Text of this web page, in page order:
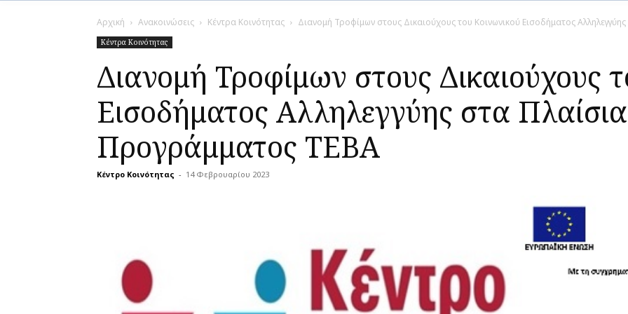
Αρχική Ανακοινώσεις Κέντρα Κοινότητας Διανομή Τροφίμων στους Δικαιούχους του Κοινωνικού Εισοδήματος
Κέντρα Κοινότητας
Διανομή Τροφίμων στους Δικαιούχους
Εισοδήματος Αλληλεγγύης στα
Προγράμματος ΤΕΒΑ
Κέντρο Κοινότητας - 14 Φεβρουαρίου 2023